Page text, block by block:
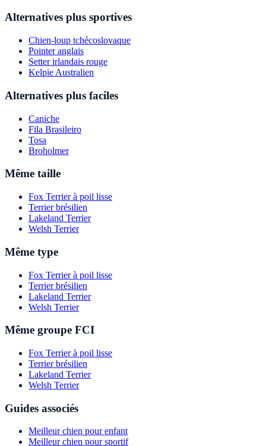
Alternatives plus sportives
Chien-loup tchécoslovaque
Pointer anglais
Setter irlandais rouge
Kelpie Australien
Alternatives plus faciles
Caniche
Fila Brasileiro
Tosa
Broholmer
Même taille
Fox Terrier à poil lisse
Terrier brésilien
Lakeland Terrier
Welsh Terrier
Même type
Fox Terrier à poil lisse
Terrier brésilien
Lakeland Terrier
Welsh Terrier
Même groupe FCI
Fox Terrier à poil lisse
Terrier brésilien
Lakeland Terrier
Welsh Terrier
Guides associés
Meilleur chien pour enfant
Meilleur chien pour sportif